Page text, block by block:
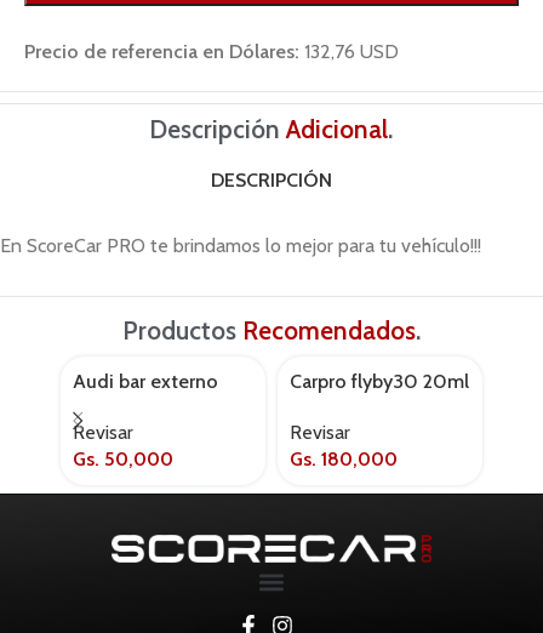
Precio de referencia en Dólares: 132,76 USD
DescripciónAdicional.
DESCRIPCIÓN
En ScoreCar PRO te brindamos lo mejor para tu vehículo!!!
Productos Recomendados.
Audi bar externo
Revisar
Gs. 50,000
AGOTADO
Carpro flyby30 20ml
Revisar
Gs. 180,000